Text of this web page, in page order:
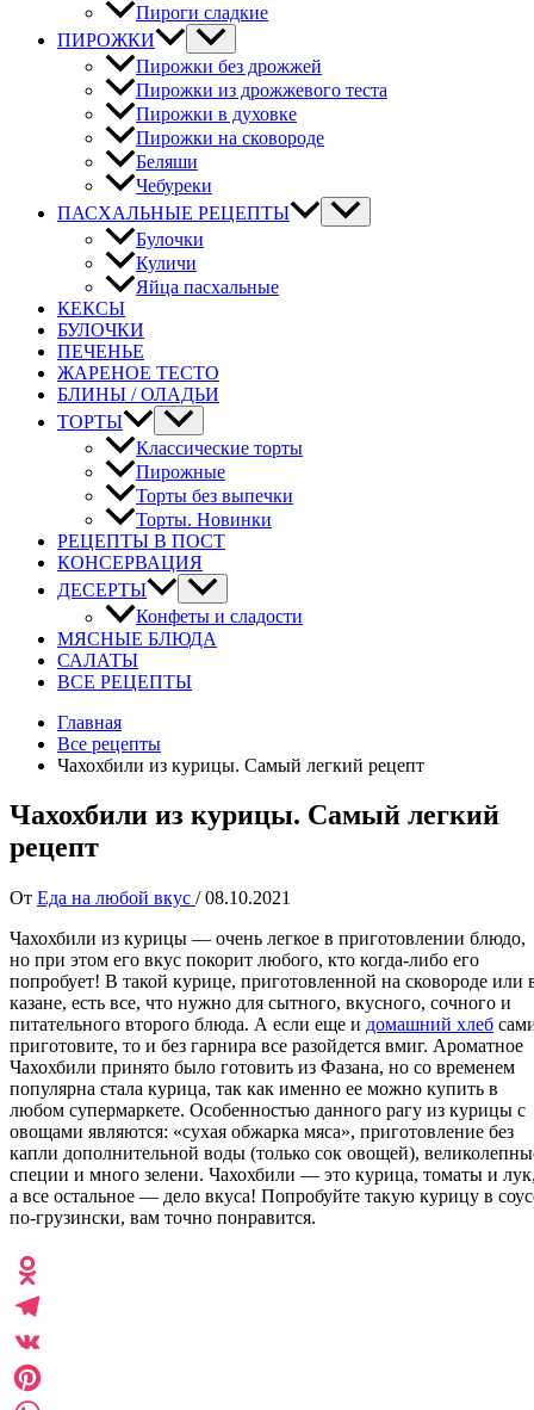
Пироги сладкие
ПИРОЖКИ
Пирожки без дрожжей
Пирожки из дрожжевого теста
Пирожки в духовке
Пирожки на сковороде
Беляши
Чебуреки
ПАСХАЛЬНЫЕ РЕЦЕПТЫ
Булочки
Куличи
Яйца пасхальные
КЕКСЫ
БУЛОЧКИ
ПЕЧЕНЬЕ
ЖАРЕНОЕ ТЕСТО
БЛИНЫ / ОЛАДЬИ
ТОРТЫ
Классические торты
Пирожные
Торты без выпечки
Торты. Новинки
РЕЦЕПТЫ В ПОСТ
КОНСЕРВАЦИЯ
ДЕСЕРТЫ
Конфеты и сладости
МЯСНЫЕ БЛЮДА
САЛАТЫ
ВСЕ РЕЦЕПТЫ
Главная
Все рецепты
Чахохбили из курицы. Самый легкий рецепт
Чахохбили из курицы. Самый легкий
рецепт
От Еда на любой вкус /08.10.2021
Чахохбили из курицы — очень легкое в приготовлении блюдо,
но при этом его вкус покорит любого, кто когда-либо его
попробует! В такой курице, приготовленной на сковороде или
казане, есть все, что нужно для сытного, вкусного, сочного и
питательного второго блюда. А если еще и домашний хлеб
приготовите, то и без гарнира все разойдется вмиг. Ароматное
Чахохбили принято было готовить из Фазана, но со временем
популярна стала курица, так как именно ее можно купить в
любом супермаркете. Особенностью данного рагу из курицы с
овощами являются: «сухая обжарка мяса», приготовление без
капли дополнительной воды (только сок овощей),
специи и много зелени. Чахохбили — это курица, томаты и
а все остальное — дело вкуса! Попробуйте такую курицу в
по-грузински, вам точно понравится.